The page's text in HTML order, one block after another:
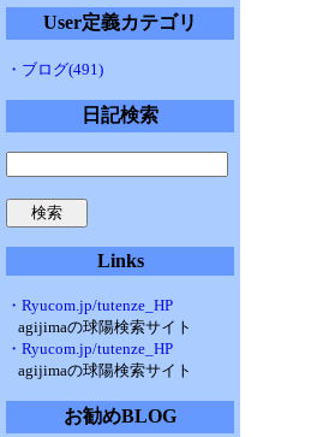
User定義カテゴリ
・ブログ(491)
日記検索
Links
・Ryucom.jp/tutenze_HP
agijimaの球陽検索サイト
・Ryucom.jp/tutenze_HP
agijimaの球陽検索サイト
お勧めBLOG